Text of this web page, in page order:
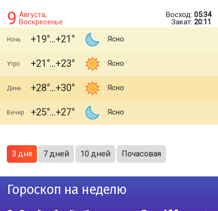
9 Августа,
Воскресенье
Восход: 05:34
Закат: 20:11
Ночь +19 +21 Ясно
Утро +21 +23 Ясно
День +28 +30 Ясно
Вечер +25 +27 Ясно
3 дня 7 дней 10 дней Почасовая
Гороскоп на неделю